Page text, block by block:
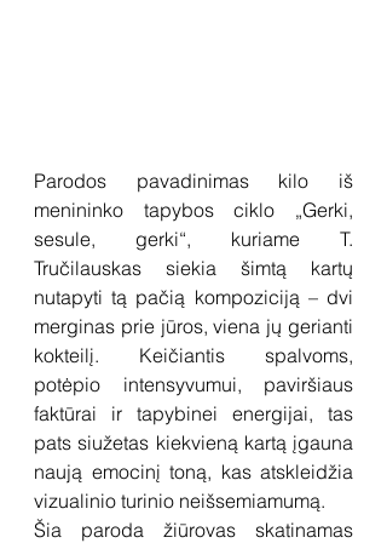
Parodos pavadinimas kilo iš
menininko tapybos ciklo „Gerki,
sesule, gerki“, kuriame T.
Tručilauskas siekia šimtą kartų
nutapyti tą pačią kompoziciją – dvi
merginas prie jūros, viena jų gerianti
kokteilį. Keičiantis spalvoms,
potėpio intensyvumui, paviršiaus
faktūrai ir tapybinei energijai, tas
pats siužetas kiekvieną kartą įgauna
naują emocinį toną, kas atskleidžia
vizualinio turinio neišsemiamumą.
Šia paroda žiūrovas skatinamas